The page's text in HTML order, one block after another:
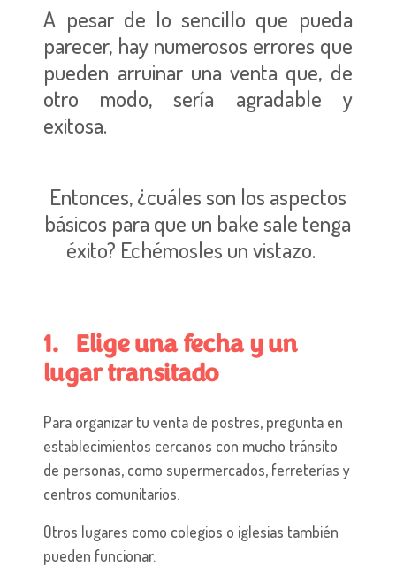
A pesar de lo sencillo que pueda
parecer, hay numerosos errores que
pueden arruinar una venta que, de
otro modo, sería agradable y
exitosa.
Entonces, ¿cuáles son los aspectos
básicos para que un bake sale tenga
éxito? Echémosles un vistazo.
1. Elige una fecha y un
lugar transitado
Para organizar tu venta de postres, pregunta en
establecimientos cercanos con mucho tránsito
de personas, como supermercados, ferreterías y
centros comunitarios.
Otros lugares como colegios o iglesias también
pueden funcionar.